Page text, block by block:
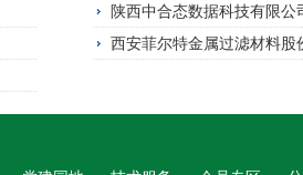
陕西中合态数据科技有限公
西安菲尔特金属过滤材料股